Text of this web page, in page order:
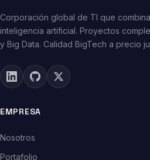
Corporación global de TI que
inteligencia artificial. Proyectos
y Big Data. Calidad BigTech a precio
EMPRESA
Nosotros
Portafolio